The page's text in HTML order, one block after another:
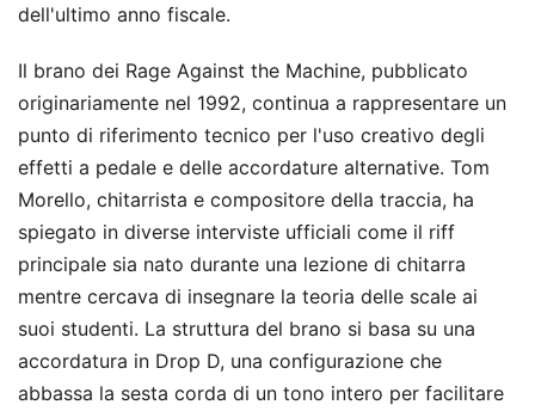
dell'ultimo anno fiscale.
Il brano dei Rage Against the Machine, pubblicato
originariamente nel 1992, continua a rappresentare un
punto di riferimento tecnico per l'uso creativo degli
effetti a pedale e delle accordature alternative. Tom
Morello, chitarrista e compositore della traccia, ha
spiegato in diverse interviste ufficiali come il riff
principale sia nato durante una lezione di chitarra
mentre cercava di insegnare la teoria delle scale ai
suoi studenti. La struttura del brano si basa su una
accordatura in Drop D, una configurazione che
abbassa la sesta corda di un tono intero per facilitare